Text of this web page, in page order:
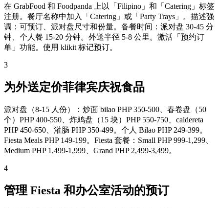
在 GrabFood 和 Foodpanda 上以「Filipino」和「Catering」标签
注册。餐厅名称中加入「Catering」或「Party Trays」。描述强
调：可预订、派对盘尺寸和份量。备餐时间：派对盘 30-45 分
钟、个人餐 15-20 分钟。外送半径 5-8 公里。激活「预约订
单」功能。使用 klikit 标记预订。
3
为外送定价菲律宾庆祝食品
派对盘（8-15 人份）：炒面 bilao PHP 350-500、春卷盘（50
个）PHP 400-550、炸鸡盘（15 块）PHP 550-750、caldereta
PHP 450-650、灌肠 PHP 350-499。个人 Bilao PHP 249-399。
Fiesta Meals PHP 149-199。Fiesta 套餐：Small PHP 999-1,299、
Medium PHP 1,499-1,999、Grand PHP 2,499-3,499。
4
管理 Fiesta 和办公室活动的预订